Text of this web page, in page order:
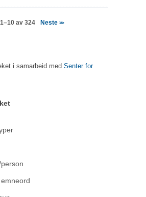
1–10 av 324 Neste >>
i samarbeid med Senter for